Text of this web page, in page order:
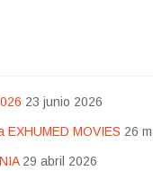
23 junio 2026
MOVIES 26
29 abril 2026